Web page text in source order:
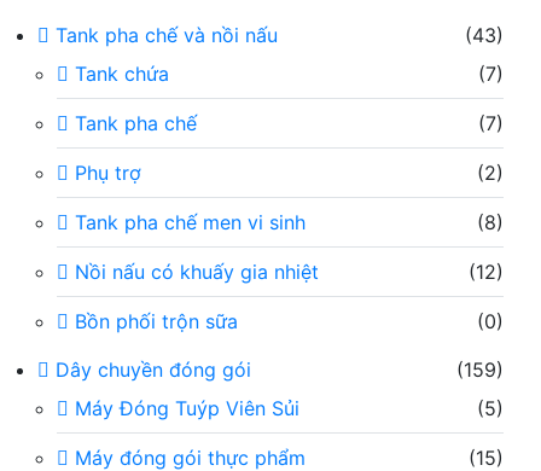
Tank pha chế và nồi nấu
(43)
Tank chứa
(7)
Tank pha chế (7)
Phụ trợ (2)
Tank pha chế men vi sinh (8)
Nồi nấu có khuấy gia nhiệt (12)
Bồn phối trộn sữa
(0)
Dây chuyền đóng gói
(159)
Máy Đóng Tuýp Viên Sủi
(5)
Máy đóng gói thực phẩm (15)